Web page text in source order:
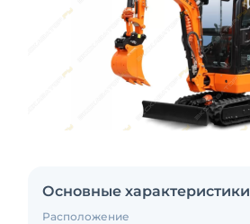
Основные характеристики
Расположение